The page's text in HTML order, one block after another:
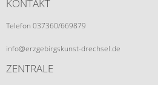
KONTAKT
Telefon 037360/669879
info@erzgebirgskunst-drechsel.de
ZENTRALE